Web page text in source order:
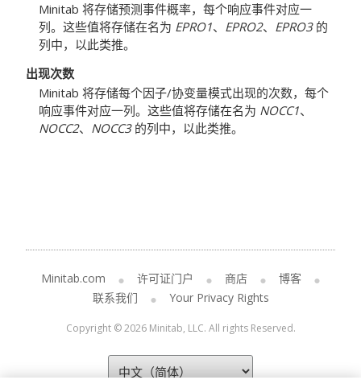
Minitab 将存储预测事件概率，每个响应事件对应一
列。这些值将存储在名为 EPRO1、 EPRO2、 EPRO3的
列中，以此类推。
出现次数
Minitab 将存储每个因子/协变量模式出现的次数，每个
响应事件对应一列。这些值将存储在名为 NOCC1、
NOCC2、 NOCC3的列中，以此类推。
Minitab.com 许可证门户 商店
博客
联系我们
Your Privacy Rights
Copyright © 2026 Minitab, LLC. All rights Reserved.